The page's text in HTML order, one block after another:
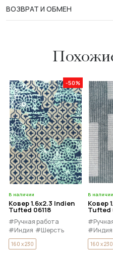
ВОЗВРАТ И ОБМЕН
-50%
В наличии
Ковер 1.6x2.3 Indien
Tufted 06118
#Ручная работа
#Индия #Шерсть
160 x 230
В наличии
Ковер
Tufted
#Индия
160 x 230